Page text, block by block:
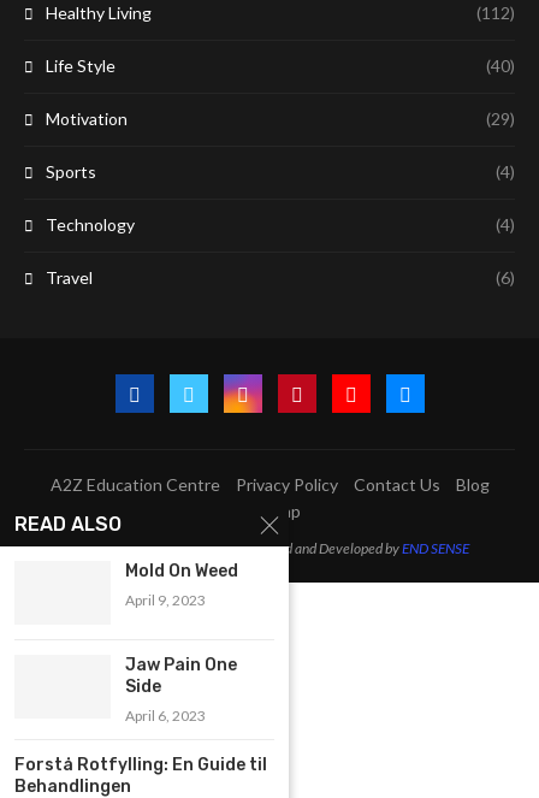
Healthy Living (112)
Life Style (40)
Motivation (29)
Sports (4)
Technology (4)
Travel (6)
A2Z Education Centre Privacy Policy Contact Us
Blog
Sitemap
@2023 - All Right Reserved. Designed and Developed byEND SENSE
READ ALSO
Mold On Weed
April 9, 2023
Jaw Pain One
Side
April 6, 2023
Forstå Rotfylling: En Guide til
Behandlingen